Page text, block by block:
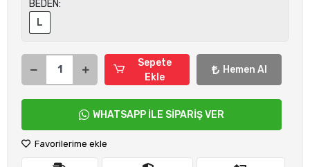
BEDEN:
L
Sepete
Ekle
Hemen Al
WHATSAPP İLE SİPARİŞ VER
Favorilerime ekle